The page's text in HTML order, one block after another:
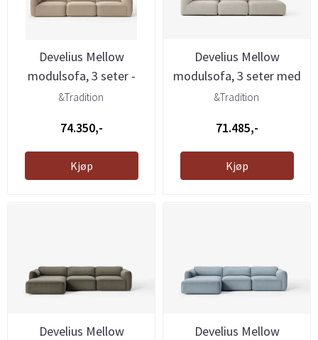
Develius Mellow
modulsofa, 3 seter -
Karakorum ...
&Tradition
74.350,-
Kjøp
Develius Mellow
modulsofa, 3 seter med
åpen ende ...
&Tradition
71.485,-
Kjøp
Develius Mellow
Develius Mellow